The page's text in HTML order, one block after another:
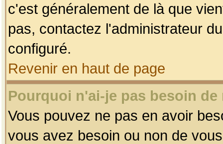
c'est généralement de là que
pas, contactez l'administrateur
configuré.
Revenir en haut de page
Pourquoi n'ai-je pas besoin
Vous pouvez ne pas en avoir
vous avez besoin ou non de